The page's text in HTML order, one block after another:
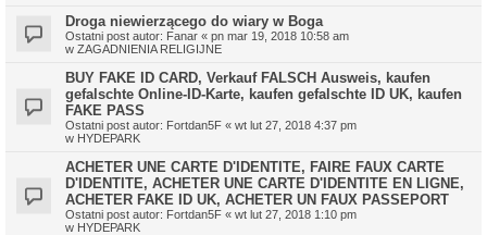
Droga niewierzącego do wiary w Boga
Ostatni post autor: Fanar « pn mar 19, 2018 10:58 am
w ZAGADNIENIA RELIGIJNE
BUY FAKE ID CARD, Verkauf FALSCH Ausweis, kaufen
gefalschte Online-ID-Karte, kaufen gefalschte ID UK, kaufen
FAKE PASS
Ostatni post autor: Fortdan5F « wt lut 27, 2018 4:37 pm
w HYDEPARK
ACHETER UNE CARTE D'IDENTITE, FAIRE FAUX CARTE
D'IDENTITE, ACHETER UNE CARTE D'IDENTITE EN LIGNE,
ACHETER FAKE ID UK, ACHETER UN FAUX PASSEPORT
Ostatni post autor: Fortdan5F « wt lut 27, 2018 1:10 pm
w HYDEPARK